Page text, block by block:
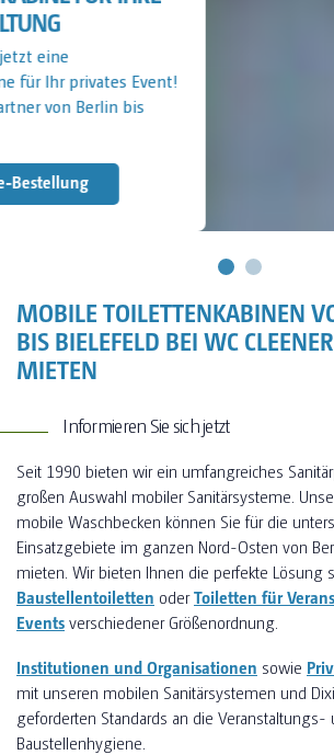
BAUSTELLE
Bestellen Sie jetzt eine
Toilettenkabine für Ihre Baustelle!
Wir sind Ihr Partner von Berlin bis
Jetzt Anfragen
MOBILE TOILETTENKABINEN
BIS BIELEFELD BEI WC
MIETEN
Informieren Sie sich jetzt
Seit 1990 bieten wir ein umfangreiches
großen Auswahl mobiler Sanitärsysteme.
mobile Waschbecken können Sie für die
Einsatzgebiete im ganzen Nord-Osten von
mieten. Wir bieten Ihnen die perfekte Lösung
Baustellentoiletten oderToiletten für
Eventsverschiedener Größenordnung.
Institutionen und Organisationen sowie
mit unseren mobilen Sanitärsystemen und
geforderten Standards an die Veranstaltungs-
Baustellenhygiene.